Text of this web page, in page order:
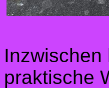
praktische